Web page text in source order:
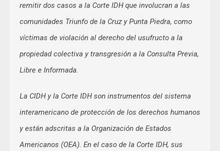
remitir dos casos a la Corte IDH que involucran a las
comunidades Triunfo de la Cruz y Punta Piedra, como
víctimas de violación al derecho del usufructo a la
propiedad colectiva y transgresión a la Consulta Previa,
Libre e Informada.
La CIDH y la Corte IDH son instrumentos del sistema
interamericano de protección de los derechos humanos
y están adscritas a la Organización de Estados
Americanos (OEA). En el caso de la Corte IDH, sus